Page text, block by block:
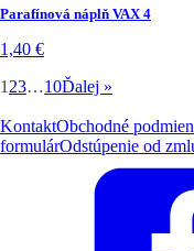
Parafínová náplň VAX 4
1,40 €
1 23…10Ďalej »
KontaktObchodné
formulárOdstúpenie od